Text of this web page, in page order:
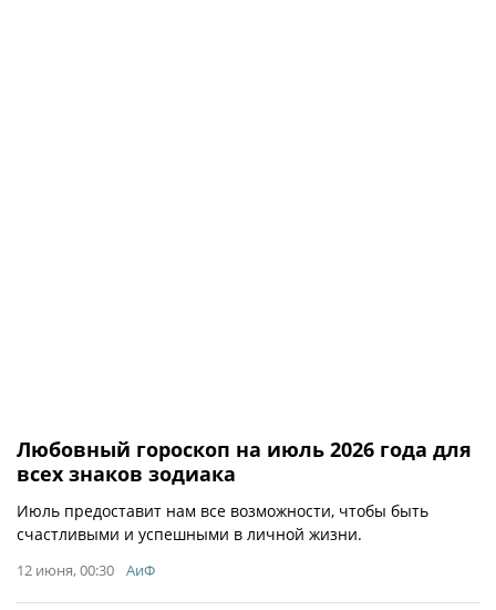
Любовный гороскоп на июль 2026 года для
всех знаков зодиака
Июль предоставит нам все возможности, чтобы быть
счастливыми и успешными в личной жизни.
12 июня, 00:30 АиФ